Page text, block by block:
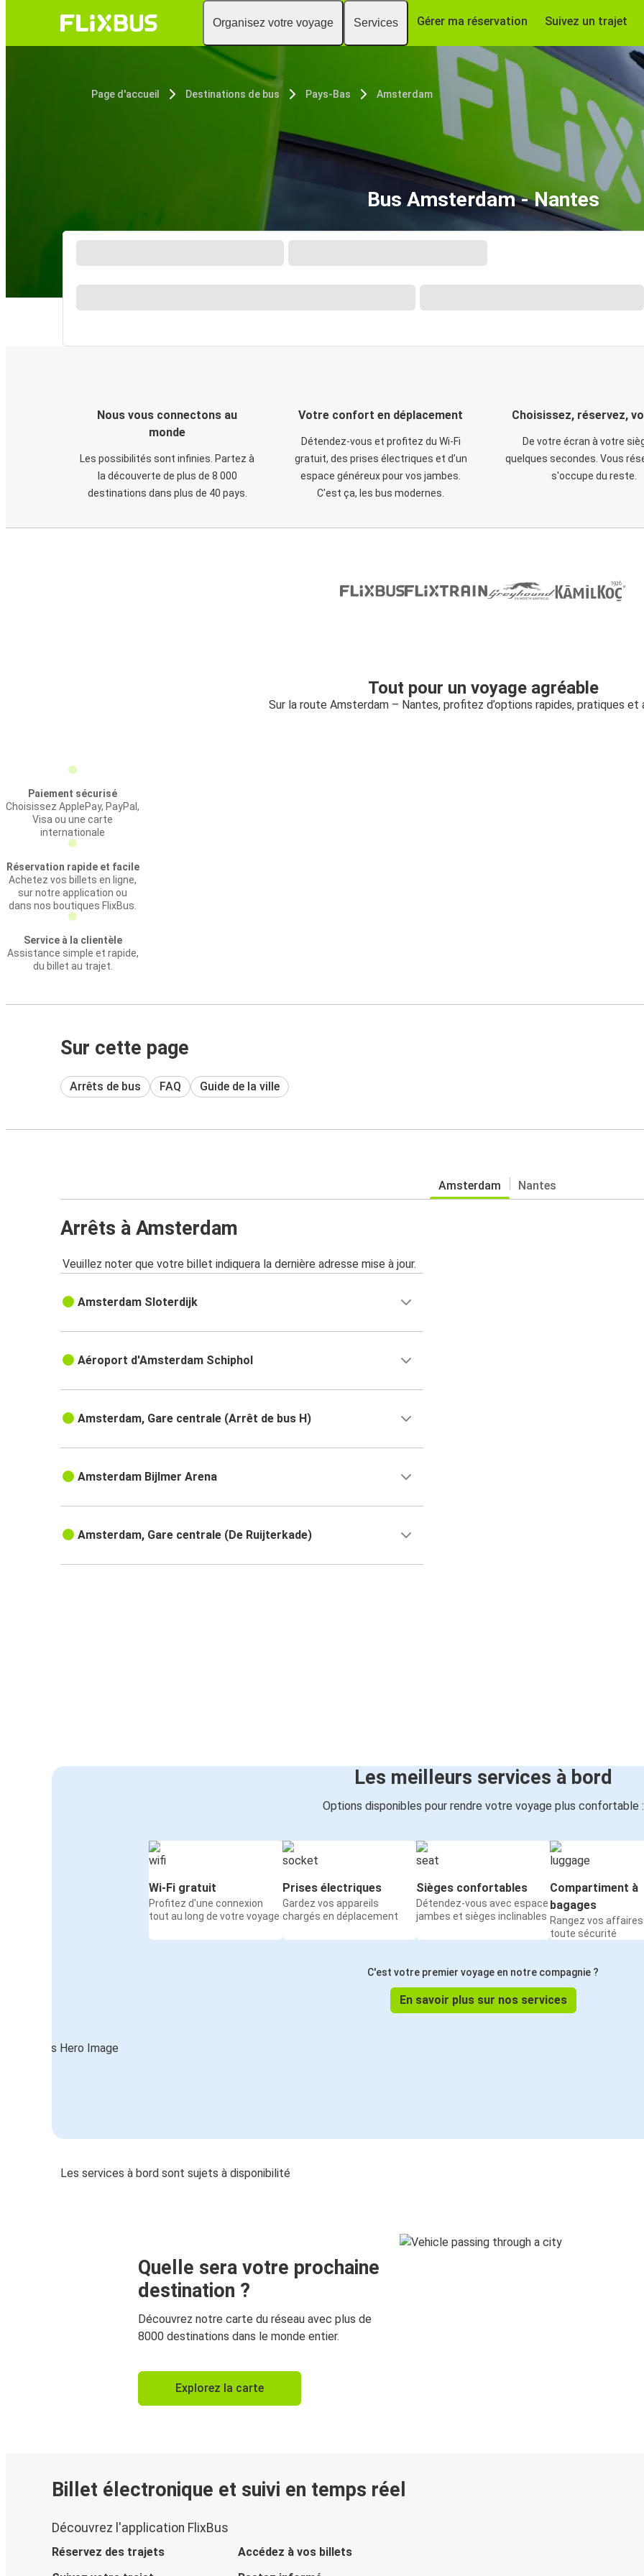
Organisez votre voyage Services Gérer ma réservation Suivez un trajet
Page d'accueil Destinations de bus Pays-Bas Amsterdam
Bus Amsterdam - Nantes
Nous vous connectons au
monde
Les possibilités sont infinies. Partez à
la découverte de plus de 8 000
destinations dans plus de 40 pays.
Votre confort en déplacement
Détendez-vous et profitez du Wi-Fi
gratuit, des prises électriques et d’un
espace généreux pour vos jambes.
C'est ça, les bus modernes.
Choisissez, réservez,
De votre écran à votre
quelques secondes. Vous
s'occupe du reste.
Tout pour un voyage agréable
Sur la route Amsterdam – Nantes, profitez d’options rapides, pratiques et
Paiement sécurisé
Choisissez ApplePay, PayPal,
Visa ou une carte
internationale
Réservation rapide et facile
Achetez vos billets en ligne,
sur notre application ou
dans nos boutiques FlixBus.
Service à la clientèle
Assistance simple et rapide,
du billet au trajet.
Sur cette page
Arrêts de bus FAQ Guide de la ville
Amsterdam Nantes
Arrêts à Amsterdam
Veuillez noter que votre billet indiquera la dernière adresse mise à jour.
Amsterdam Sloterdijk
Aéroport d'Amsterdam Schiphol
Amsterdam, Gare centrale (Arrêt de bus H)
Amsterdam Bijlmer Arena
Amsterdam, Gare centrale (De Ruijterkade)
Les meilleurs services à bord
Options disponibles pour rendre votre voyage plus confortable :
Wi-Fi gratuit
Profitez d'une connexion
tout au long de votre voyage
Prises électriques
Gardez vos appareils
chargés en déplacement
Sièges confortables
Détendez-vous avec espace
jambes et sièges inclinables
Compartiment à
bagages
Rangez vos affaires
toute sécurité
C'est votre premier voyage en notre compagnie ?
En savoir plus sur nos services
Les services à bord sont sujets à disponibilité
Quelle sera votre prochaine
destination ?
Découvrez notre carte du réseau avec plus de
8000 destinations dans le monde entier.
Explorez la carte
Billet électronique et suivi en temps réel
Découvrez l'application FlixBus
Réservez des trajets
Accédez à vos billets